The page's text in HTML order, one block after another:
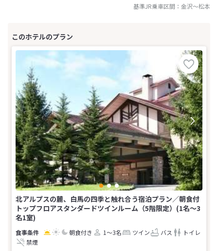
基準JR乗車区間： 金沢～松本
北アルプスの麓、白馬の四季と触れ合う宿泊プラン／朝食付
トップフロアスタンダードツインルーム（5階限定）(1名～3
名1室)
朝食付き 1～3名 ツイン バス
トイレ
禁煙